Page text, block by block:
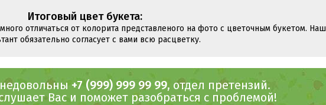
Итоговый цвет букета:
отличаться от колорита представленого на фото с цветочным букетом. Наш
обязательно согласует с вами всю расцветку.
+7 (999) 999 99 99, отдел претензий.
Вас и поможет разобраться с проблемой!